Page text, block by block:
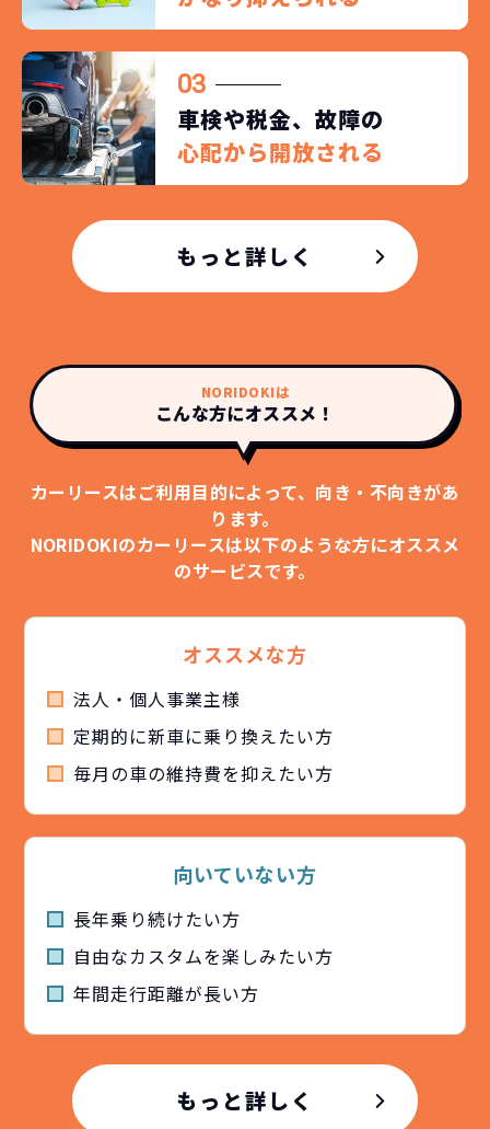
03
車検や税金、故障の
心配から開放される
もっと詳しく
NORIDOKIは
こんな方にオススメ！
カーリースはご利用目的によって、向き・不向きがあ
ります。
NORIDOKIのカーリースは以下のような方にオススメ
のサービスです。
オススメな方
法人・個人事業主様
定期的に新車に乗り換えたい方
毎月の車の維持費を抑えたい方
向いていない方
長年乗り続けたい方
自由なカスタムを楽しみたい方
年間⾛⾏距離が⻑い方
もっと詳しく